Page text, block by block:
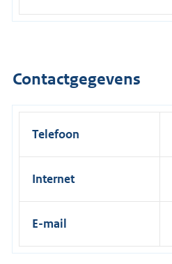
Contactgegevens
Telefoon
Internet
E-mail